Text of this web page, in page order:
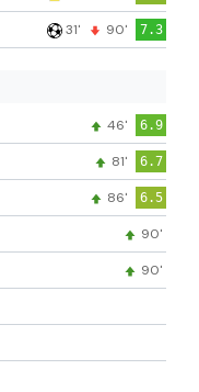
31' 90' 7.3
46' 6.9
81' 6.7
86' 6.5
90'
90'